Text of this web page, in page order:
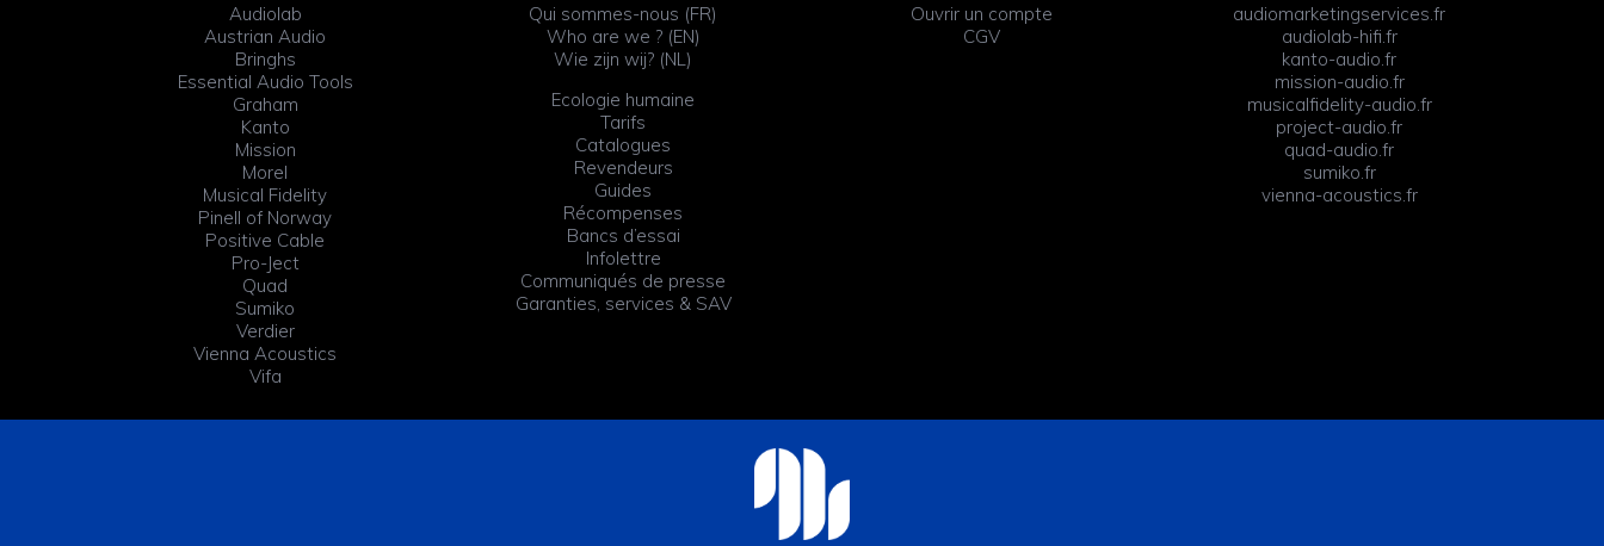
Audiolab
Austrian Audio
Bringhs
Essential Audio Tools
Graham
Kanto
Mission
Morel
Musical Fidelity
Pinell of Norway
Positive Cable
Pro-Ject
Quad
Sumiko
Verdier
Vienna Acoustics
Vifa
Qui sommes-nous (FR)
Who are we ? (EN)
Wie zijn wij? (NL)
Ecologie humaine
Tarifs
Catalogues
Revendeurs
Guides
Récompenses
Bancs d’essai
Infolettre
Communiqués de presse
Garanties, services & SAV
Ouvrir un compte
CGV
audiomarketingservices.fr
audiolab-hifi.fr
kanto-audio.fr
mission-audio.fr
musicalfidelity-audio.fr
project-audio.fr
quad-audio.fr
sumiko.fr
vienna-acoustics.fr